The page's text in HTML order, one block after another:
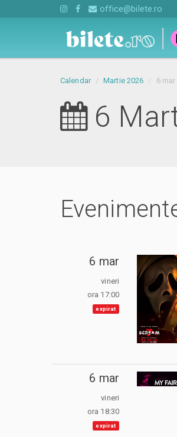
office@bilete.ro
Calendar Martie 2026 6 mar
6
6 mar
vineri
ora 17:00
expirat
6 mar
vineri
ora 18:30
expirat